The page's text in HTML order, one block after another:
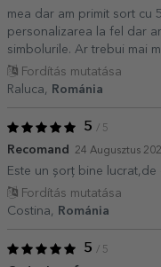
mea dar am primit sort cu
personalizarea la fel dar
simbolurile. Ar trebui mai
Fordítás mutatása
Raluca,
Románia
5 / 5
Recomand 24 Augusztus
Este un șorț bine lucrat,de
Fordítás mutatása
Costina,
Románia
5 / 5